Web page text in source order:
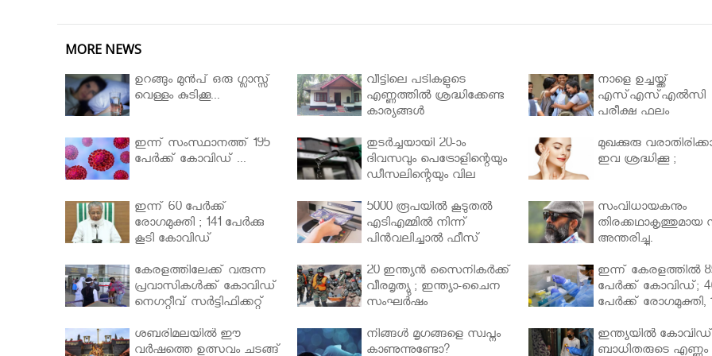
MORE NEWS
ഉറങ്ങും മുന്‍പ് ഒരു ഗ്ലാസ്സ്
വെള്ളം കുടിക്കൂ...
വീട്ടിലെ പടികളുടെ
എണ്ണത്തിൽ ശ്രദ്ധിക്കേണ്ട
കാര്യങ്ങൾ
നാളെ ഉച്ചയ്ക്ക്
എസ്എസ്എല്‍സി
പരീക്ഷ ഫലം
ഇന്ന് സംസ്ഥാനത്ത് 195
പേര്‍ക്ക് കോവിഡ് ...
തുടർച്ചയായി 20-ാം
ദിവസവും പെട്രോളിന്റെയും
ഡീസലിന്റെയും വില
മുഖക്കുരു
ഇവ ശ്രദ്ധിക്കൂ ;
ഇന്ന് 60 പേർക്ക്
രോഗമുക്തി ; 141 പേര്‍ക്കു
കൂടി കോവിഡ്
5000 രൂപയിൽ കൂടുതൽ
എടിഎമ്മിൽ നിന്ന്
പിൻവലിച്ചാൽ ഫീസ്
സംവിധായകനും
തിരക്കഥാകൃത്തുമായ
അന്തരിച്ചു.
കേരളത്തിലേക്ക് വരുന്ന
പ്രവാസികള്‍ക്ക് കോവിഡ്
നെഗറ്റീവ് സര്‍ട്ടിഫിക്കറ്റ്
മന്ത്രിസഭ
20 ഇന്ത്യൻ സൈനികർക്ക്
വീരമൃത്യു ; ഇന്ത്യാ-ചൈന
സംഘർഷം
ഇന്ന് കേരളത്തിൽ
പേർക്ക് കോവിഡ്;
പേർക്ക് രോഗമുക്തി,
ശബരിമലയില്‍ ഈ
വർഷത്തെ ഉത്സവം ചടങ്ങ്
നിങ്ങള്‍ മൃഗങ്ങളെ സ്വപ്നം
കാണുന്നുണ്ടോ?
ഇന്ത്യയിൽ കോവിഡ്
ബാധിതരുടെ എണ്ണം